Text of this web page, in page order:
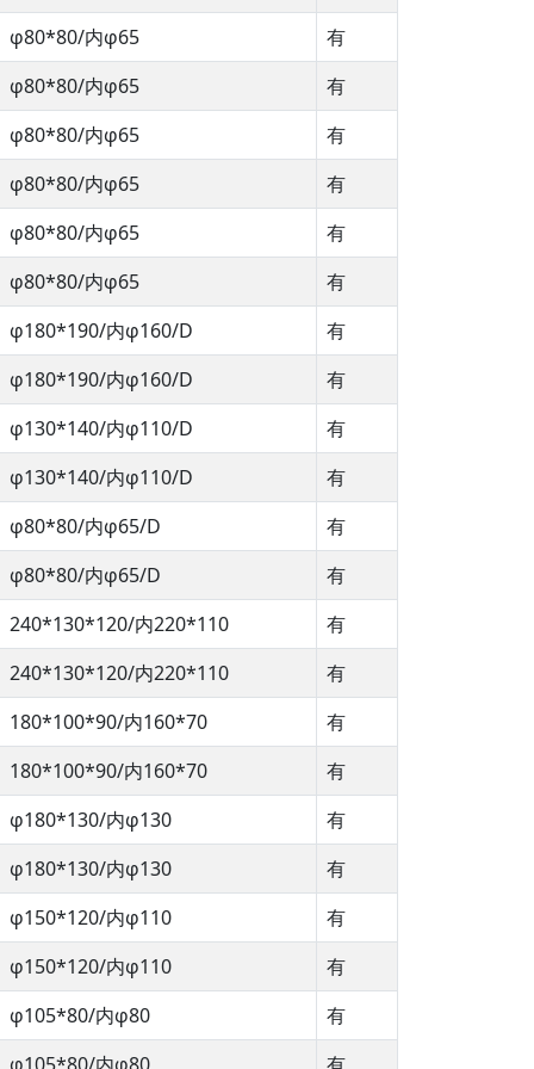
φ80*80/内φ65
有
φ80*80/内φ65
有
φ80*80/内φ65
有
φ80*80/内φ65
有
φ80*80/内φ65
有
φ80*80/内φ65
有
φ180*190/内φ160/D
有
φ180*190/内φ160/D
有
φ130*140/内φ110/D
有
φ130*140/内φ110/D
有
φ80*80/内φ65/D
有
φ80*80/内φ65/D
有
240*130*120/内220*110
有
240*130*120/内220*110
有
180*100*90/内160*70
有
180*100*90/内160*70
有
φ180*130/内φ130
有
φ180*130/内φ130
有
φ150*120/内φ110
有
φ150*120/内φ110
有
φ105*80/内φ80
有